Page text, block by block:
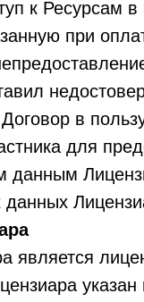
к Ресурсам в
при
в пользу
для
данным
данных
указан